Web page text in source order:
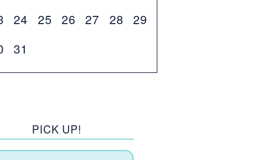
24 25 26 27 28 29
31
PICK UP!